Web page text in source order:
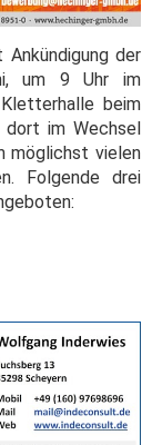
der
um 9 Uhr im
beim
dort im Wechsel
möglichst vielen
Folgende drei